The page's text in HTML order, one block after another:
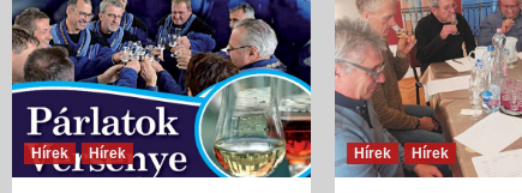
Hírek Hírek Hírek Hírek